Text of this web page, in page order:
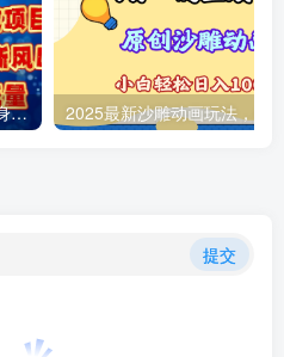
日赚6000+！普通人2025翻身必做项目，抖音Ai无人直播躺赚新风口，0门槛吃官方亿级流量
提交